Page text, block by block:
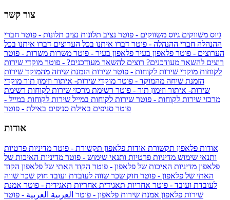
צור קשר
גיוס משווקים גיוס משווקים - פוטר נציב תלונות נציב תלונות - פוטר חברי
ההנהלה חברי ההנהלה - פוטר דברו איתנו בכל הערוצים דברו איתנו בכל
הערוצים - פוטר פלאפון בעיר פלאפון בעיר - פוטר משרות משרות - פוטר
רוצים להשאר מעודכנים? רוצים להשאר מעודכנים? - פוטר מוקדי שירות
לקוחות מוקדי שירות לקוחות - פוטר שירות הזמנת שיחה מהמוקד שירות
הזמנת שיחה מהמוקד - פוטר מוקדי שירות- איתור וזימון תור מוקדי
שירות- איתור וזימון תור - פוטר רשימת מרכזי שירות לקוחות רשימת
מרכזי שירות לקוחות - פוטר שירות לקוחות במייל שירות לקוחות במייל -
פוטר סניפים באילת סניפים באילת - פוטר
אודות
אודות פלאפון תקשורת אודות פלאפון תקשורת - פוטר מדיניות פרטיות
ותנאי שימוש מדיניות פרטיות ותנאי שימוש - פוטר מדיניות האיכות של
פלאפון מדיניות האיכות של פלאפון - פוטר הקוד האתי של פלאפון הקוד
האתי של פלאפון - פוטר חוק שכר שווה לעובדת ועובד חוק שכר שווה
לעובדת ועובד - פוטר אחריות תאגידית אחריות תאגידית - פוטר אמנת
שירות פלאפון אמנת שירות פלאפון - פוטר العربية العربية - פוטר